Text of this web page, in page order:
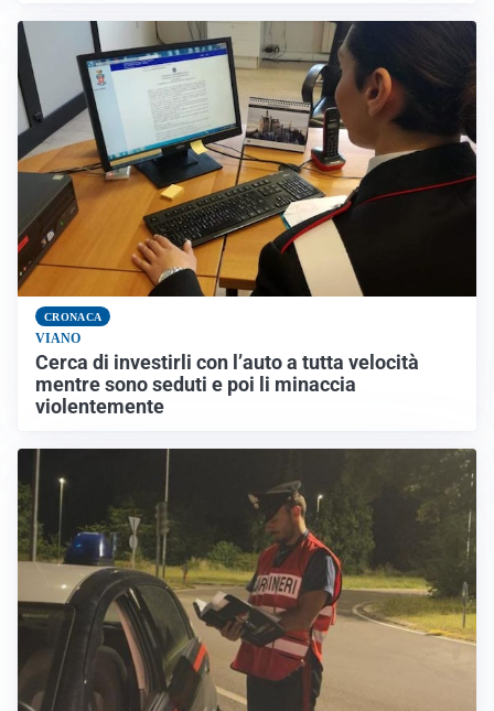
CRONACA
VIANO
Cerca di investirli con l’auto a tutta velocità
mentre sono seduti e poi li minaccia
violentemente